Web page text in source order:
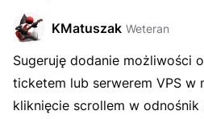
KMatuszak Weteran
Sugeruję dodanie możliwości
ticketem lub serwerem VPS w
kliknięcie scrollem w